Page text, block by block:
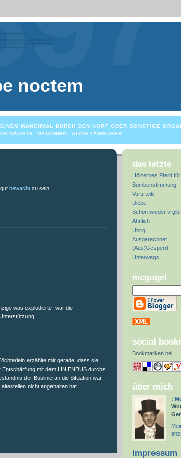
noctem
MANCHMAL DURCH DEN KOPF ODER SONSTIGE
NACHTS, MANCHMAL AUCH TAGSÜBER.
bewacht zu sein.
was explodierte, war die
erzählte mir gerade, dass sie
mit dem LINIENBUS durchs
der Buslinie an die Situation war,
nicht angehalten hat.
das letzte
Hölzernes Pferd
Bombenstimmung
Vorurteile
Diebe
Schon wieder
Ähnlich
Übrig
Ausgerechnet ...
(Aus)Gesperrt
Unterwegs
mcgugel
social
Bookmarken bei
über mich
:
impressum